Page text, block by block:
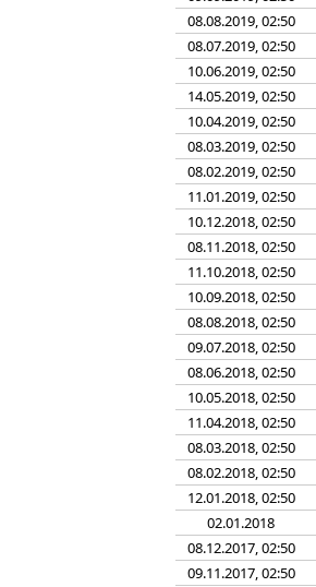
08.08.2019, 02:50
08.07.2019, 02:50
10.06.2019, 02:50
14.05.2019, 02:50
10.04.2019, 02:50
08.03.2019, 02:50
08.02.2019, 02:50
11.01.2019, 02:50
10.12.2018, 02:50
08.11.2018, 02:50
11.10.2018, 02:50
10.09.2018, 02:50
08.08.2018, 02:50
09.07.2018, 02:50
08.06.2018, 02:50
10.05.2018, 02:50
11.04.2018, 02:50
08.03.2018, 02:50
08.02.2018, 02:50
12.01.2018, 02:50
02.01.2018
08.12.2017, 02:50
09.11.2017, 02:50